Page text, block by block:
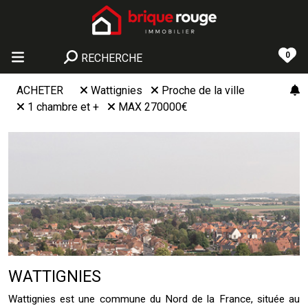
RECHERCHE 0
ACHETER Wattignies
Proche de la ville
1 chambre et +
MAX 270000€
WATTIGNIES
Wattignies est une commune du Nord de la France, située au